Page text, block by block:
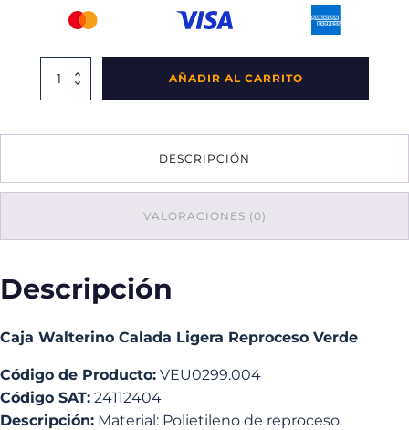
Caja
AÑADIR AL CARRITO
DESCRIPCIÓN
VALORACIONES (0)
Descripción
Caja Walterino Calada Ligera Reproceso Verde
Código de Producto: VEU0299.004
Código SAT: 24112404
Descripción: Material: Polietileno de reproceso.